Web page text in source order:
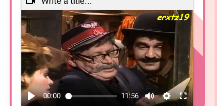
00:00 11:56